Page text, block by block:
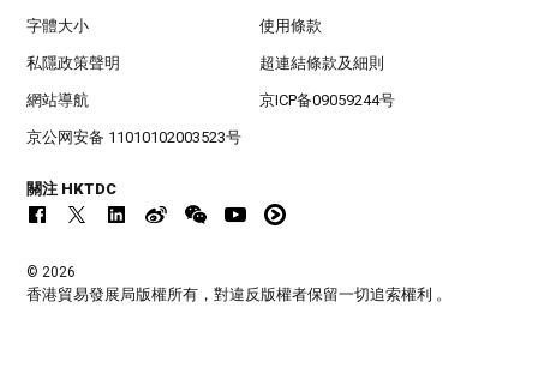
字體大小 使用條款
私隱政策聲明 超連結條款及細則
網站導航 京ICP备09059244号
京公网安备 11010102003523号
關注 HKTDC
© 2026
香港貿易發展局版權所有，對違反版權者保留一切追索權利 。